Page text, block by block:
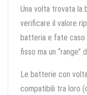
Una volta trovata la
verificare il valore
batteria e fate caso
fisso ma un “range”
Le batterie con
compatibili tra loro